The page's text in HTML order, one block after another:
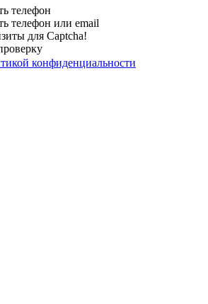
телефон
телефон или email
для Captcha!
конфиденциальности